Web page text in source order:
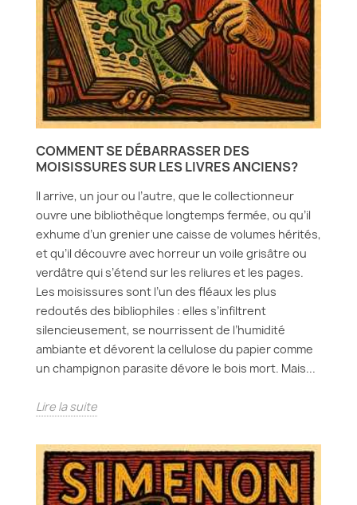
COMMENT SE DÉBARRASSER DES
MOISISSURES SUR LES LIVRES ANCIENS?
Il arrive, un jour ou l’autre, que le collectionneur
ouvre une bibliothèque longtemps fermée, ou qu’il
exhume d’un grenier une caisse de volumes hérités,
et qu’il découvre avec horreur un voile grisâtre ou
verdâtre qui s’étend sur les reliures et les pages.
Les moisissures sont l’un des fléaux les plus
redoutés des bibliophiles : elles s’infiltrent
silencieusement, se nourrissent de l’humidité
ambiante et dévorent la cellulose du papier comme
un champignon parasite dévore le bois mort. Mais...
Lire la suite